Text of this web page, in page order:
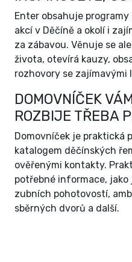
Enter obsahuje
akcí v Děčíně a okolí i
za zábavou. Věnuje se
života, otevírá kauzy,
rozhovory se zajímavými
DOMOVNÍČEK
ROZBIJE TŘEBA
Domovníček je praktická
katalogem děčínských
ověřenými kontakty.
potřebné informace,
zubních pohotovostí,
sběrných dvorů a další.